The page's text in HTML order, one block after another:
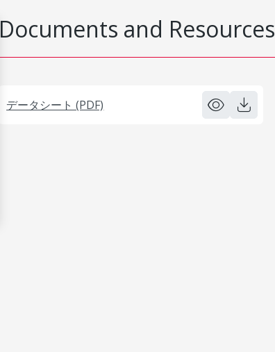
Documents and Resources
データシート (PDF)